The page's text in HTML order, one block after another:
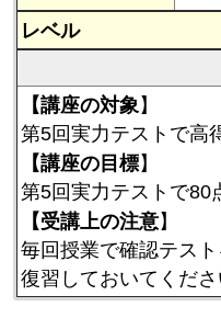
レベル
【講座の対象 】
第5回実力テストで高
【講座の目標】
第5回実力テストで80
【受講上の注意】
毎回授業で確認テス
復習しておいてくださ